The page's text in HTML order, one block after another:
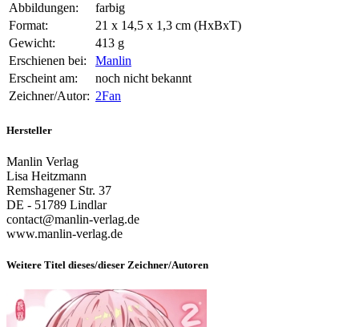
Abbildungen:
farbig
Format:
21 x 14,5 x 1,3 cm (HxBxT)
Gewicht:
413 g
Erschienen bei:
Manlin
Erscheint am:
noch nicht bekannt
Zeichner/Autor: 2Fan
Hersteller
Manlin Verlag
Lisa Heitzmann
Remshagener Str. 37
DE - 51789 Lindlar
contact@manlin-verlag.de
www.manlin-verlag.de
Weitere Titel dieses/dieser Zeichner/Autoren